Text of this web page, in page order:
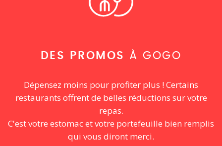
DES PROMOS À GOGO
Dépensez moins pour profiter plus ! Certains
restaurants offrent de belles réductions sur votre
repas.
C'est votre estomac et votre portefeuille bien remplis
qui vous diront merci.